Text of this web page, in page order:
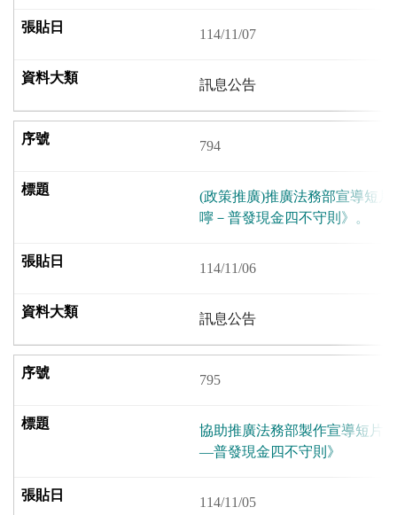
114/11/07
訊息公告
794
(政策推廣)推廣法務部宣導短
嚀－普發現金四不守則》。
114/11/06
訊息公告
795
協助推廣法務部製作宣導短片
—普發現金四不守則》
114/11/05